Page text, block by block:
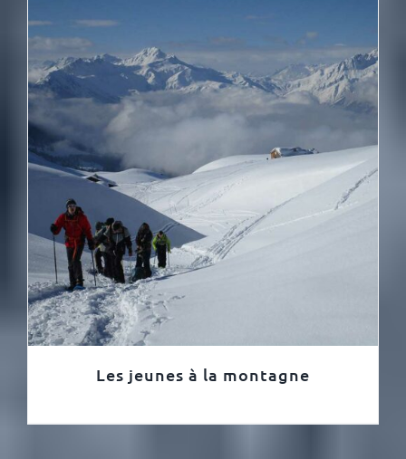
Les jeunes à la montagne